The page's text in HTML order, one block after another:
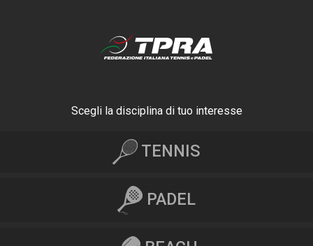
Scegli la disciplina di tuo interesse
TENNIS
PADEL